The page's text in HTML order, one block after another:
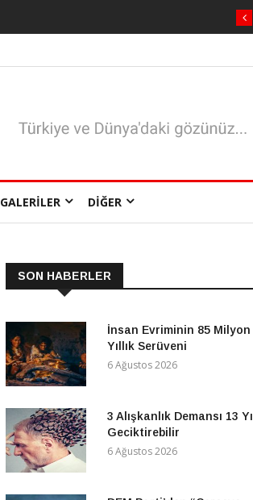
GALERILER DIĞER
SON HABERLER
İnsan Evriminin 85 Milyon
Yıllık Serüveni
6 Ağustos 2026
3 Alışkanlık Demansı 13 Yıl
Geciktirebilir
6 Ağustos 2026